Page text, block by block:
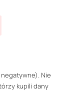
Nie
kupili dany